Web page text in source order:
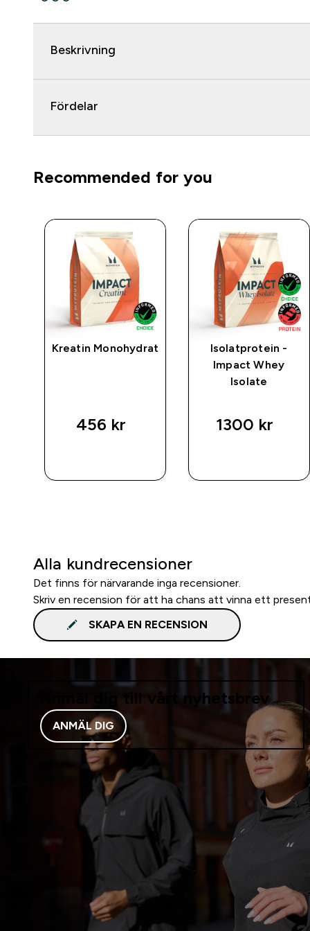
Beskrivning
Fördelar
Recommended for you
Kreatin Monohydrat
456 kr‎
Isolatprotein -
Impact Whey
Isolate
1300 kr‎
Alla kundrecensioner
Det finns för närvarande inga recensioner.
Skriv en recension för att ha chans att vinna ett
SKAPA EN RECENSION
Anmäl dig till vårt nyhetsbrev
ANMÄL DIG